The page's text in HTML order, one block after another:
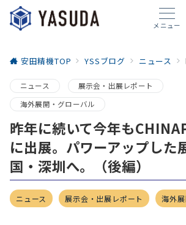
メニュー
安田精機TOP YSSブログ ニュース
ニュース
展示会・出展レポート
海外展開・グローバル
昨年に続いて今年も
に出展。パワーアップした
国・深圳へ。（後編）
ニュース 展示会・出展レポート 海外